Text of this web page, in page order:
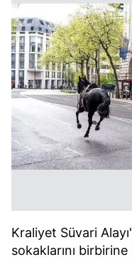
Kraliyet Süvari
sokaklarını birbirine